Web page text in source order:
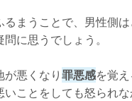
るまうことで、男性側
に思うでしょう。
悪くなり罪悪感を覚
いことをしても怒られ